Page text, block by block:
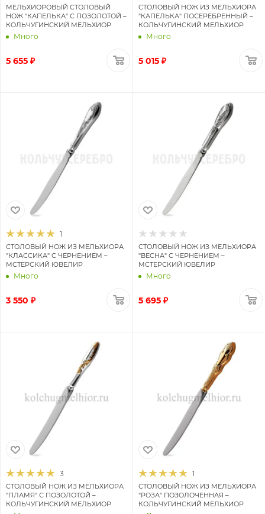
МЕЛЬХИОРОВЫЙ СТОЛОВЫЙ
НОЖ "КАПЕЛЬКА" С ПОЗОЛОТОЙ –
КОЛЬЧУГИНСКИЙ МЕЛЬХИОР
Много
5 655 ₽
СТОЛОВЫЙ НОЖ ИЗ МЕЛЬХИОРА
"КАПЕЛЬКА" ПОСЕРЕБРЕННЫЙ –
КОЛЬЧУГИНСКИЙ МЕЛЬХИОР
Много
5 015 ₽
1
СТОЛОВЫЙ НОЖ ИЗ МЕЛЬХИОРА
"КЛАССИКА" С ЧЕРНЕНИЕМ –
МСТЕРСКИЙ ЮВЕЛИР
Много
3 550 ₽
СТОЛОВЫЙ НОЖ ИЗ МЕЛЬХИОРА
"ВЕСНА" С ЧЕРНЕНИЕМ –
МСТЕРСКИЙ ЮВЕЛИР
Много
5 695 ₽
3
СТОЛОВЫЙ НОЖ ИЗ МЕЛЬХИОРА
"ПЛАМЯ" С ПОЗОЛОТОЙ –
КОЛЬЧУГИНСКИЙ МЕЛЬХИОР
1
СТОЛОВЫЙ НОЖ ИЗ МЕЛЬХИОРА
"РОЗА" ПОЗОЛОЧЕННАЯ –
КОЛЬЧУГИНСКИЙ МЕЛЬХИОР